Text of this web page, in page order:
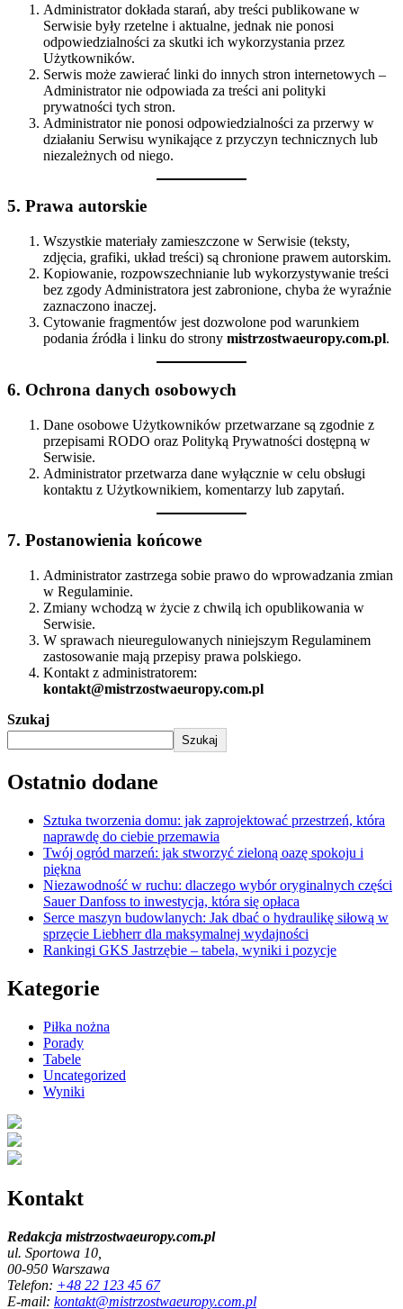
Administrator dokłada starań, aby treści publikowane w
Serwisie były rzetelne i aktualne, jednak nie ponosi
odpowiedzialności za skutki ich wykorzystania przez
Użytkowników.
Serwis może zawierać linki do innych stron internetowych –
Administrator nie odpowiada za treści ani polityki
prywatności tych stron.
Administrator nie ponosi odpowiedzialności za przerwy w
działaniu Serwisu wynikające z przyczyn technicznych lub
niezależnych od niego.
5. Prawa autorskie
Wszystkie materiały zamieszczone w Serwisie (teksty,
zdjęcia, grafiki, układ treści) są chronione prawem autorskim.
Kopiowanie, rozpowszechnianie lub wykorzystywanie treści
bez zgody Administratora jest zabronione, chyba że wyraźnie
zaznaczono inaczej.
Cytowanie fragmentów jest dozwolone pod warunkiem
podania źródła i linku do strony mistrzostwaeuropy.com.pl.
6. Ochrona danych osobowych
Dane osobowe Użytkowników przetwarzane są zgodnie z
przepisami RODO oraz Polityką Prywatności dostępną w
Serwisie.
Administrator przetwarza dane wyłącznie w celu obsługi
kontaktu z Użytkownikiem, komentarzy lub zapytań.
7. Postanowienia końcowe
Administrator zastrzega sobie prawo do wprowadzania zmian
w Regulaminie.
Zmiany wchodzą w życie z chwilą ich opublikowania w
Serwisie.
W sprawach nieuregulowanych niniejszym Regulaminem
zastosowanie mają przepisy prawa polskiego.
Kontakt z administratorem:
kontakt@mistrzostwaeuropy.com.pl
Szukaj
Szukaj
Ostatnio dodane
Sztuka tworzenia domu: jak zaprojektować przestrzeń, która
naprawdę do ciebie przemawia
Twój ogród marzeń: jak stworzyć zieloną oazę spokoju i
piękna
Niezawodność w ruchu: dlaczego wybór oryginalnych części
Sauer Danfoss to inwestycja, która się opłaca
Serce maszyn budowlanych: Jak dbać o hydraulikę siłową w
sprzęcie Liebherr dla maksymalnej wydajności
Rankingi GKS Jastrzębie – tabela, wyniki i pozycje
Kategorie
Piłka nożna
Porady
Tabele
Uncategorized
Wyniki
Kontakt
Redakcja mistrzostwaeuropy.com.pl
ul. Sportowa 10,
00-950 Warszawa
Telefon: +48 22 123 45 67
E-mail: kontakt@mistrzostwaeuropy.com.pl